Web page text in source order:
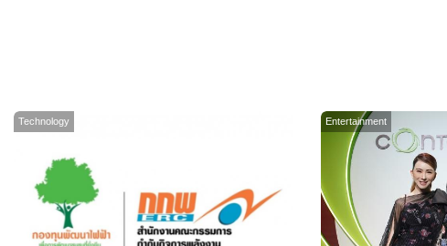
Technology Entertainment